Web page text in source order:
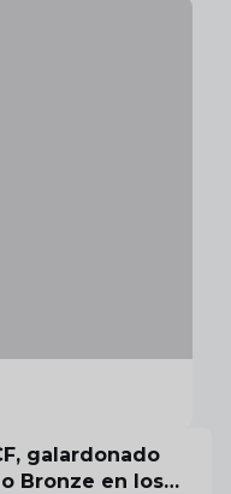
galardonado
Bronze en los